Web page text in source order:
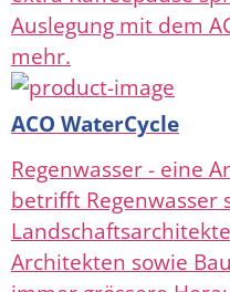
Auslegung mit dem
mehr.
ACO WaterCycle
Regenwasser - eine
betrifft Regenwasser
Architekten sowie